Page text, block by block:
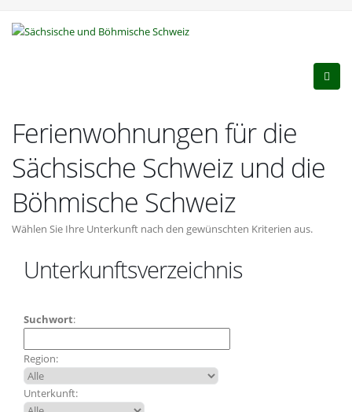
Ferienwohnungen für die
Sächsische Schweiz und die
Böhmische Schweiz
Wählen Sie Ihre Unterkunft nach den gewünschten Kriterien aus.
Unterkunftsverzeichnis
Suchwort:
Region:
Unterkunft: